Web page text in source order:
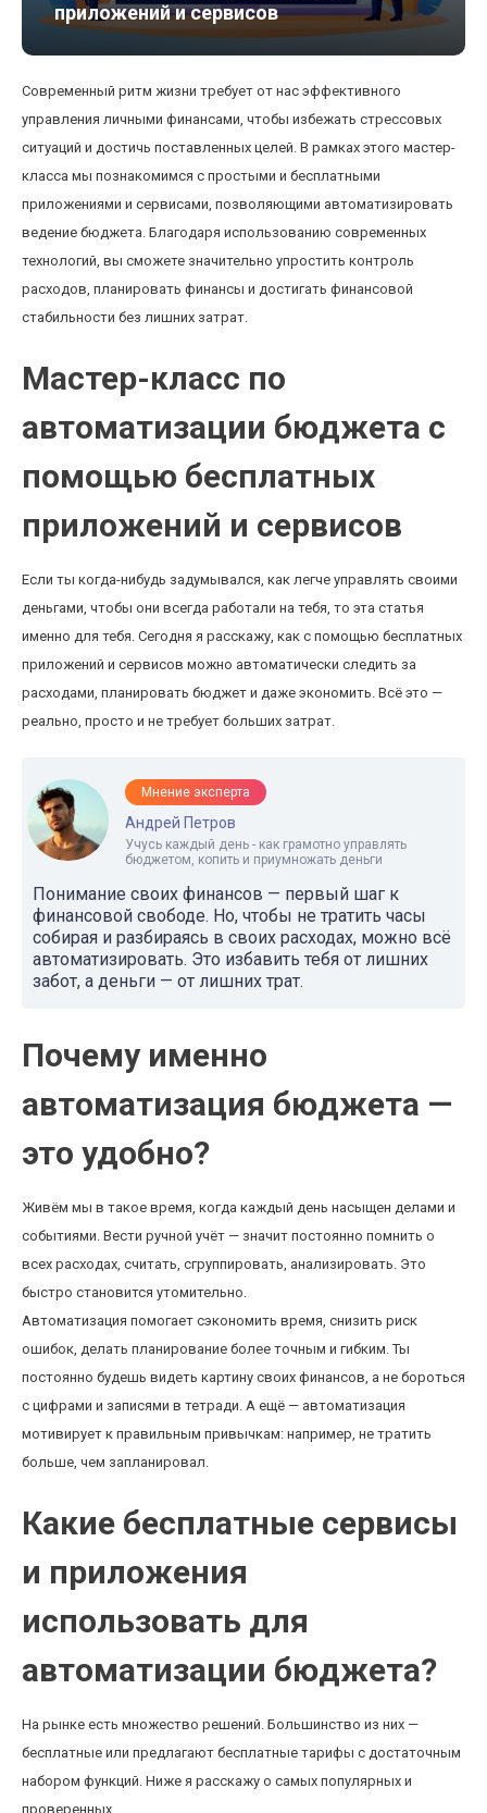
приложений и сервисов
Современный ритм жизни требует от нас эффективного
управления личными финансами, чтобы избежать стрессовых
ситуаций и достичь поставленных целей. В рамках этого мастер-
класса мы познакомимся с простыми и бесплатными
приложениями и сервисами, позволяющими автоматизировать
ведение бюджета. Благодаря использованию современных
технологий, вы сможете значительно упростить контроль
расходов, планировать финансы и достигать финансовой
стабильности без лишних затрат.
Мастер-класс по
автоматизации бюджета с
помощью бесплатных
приложений и сервисов
Если ты когда-нибудь задумывался, как легче управлять своими
деньгами, чтобы они всегда работали на тебя, то эта статья
именно для тебя. Сегодня я расскажу, как с помощью бесплатных
приложений и сервисов можно автоматически следить за
расходами, планировать бюджет и даже экономить. Всё это —
реально, просто и не требует больших затрат.
Мнение эксперта
Андрей Петров
Учусь каждый день - как грамотно управлять
бюджетом, копить и приумножать деньги
Понимание своих финансов — первый шаг к
финансовой свободе. Но, чтобы не тратить часы
собирая и разбираясь в своих расходах, можно всё
автоматизировать. Это избавить тебя от лишних
забот, а деньги — от лишних трат.
Почему именно
автоматизация бюджета —
это удобно?
Живём мы в такое время, когда каждый день насыщен делами и
событиями. Вести ручной учёт — значит постоянно помнить о
всех расходах, считать, сгруппировать, анализировать. Это
быстро становится утомительно.
Автоматизация помогает сэкономить время, снизить риск
ошибок, делать планирование более точным и гибким. Ты
постоянно будешь видеть картину своих финансов, а не бороться
с цифрами и записями в тетради. А ещё — автоматизация
мотивирует к правильным привычкам: например, не тратить
больше, чем запланировал.
Какие бесплатные сервисы
и приложения
использовать для
автоматизации бюджета?
На рынке есть множество решений. Большинство из них —
бесплатные или предлагают бесплатные тарифы с достаточным
набором функций. Ниже я расскажу о самых популярных и
проверенных.